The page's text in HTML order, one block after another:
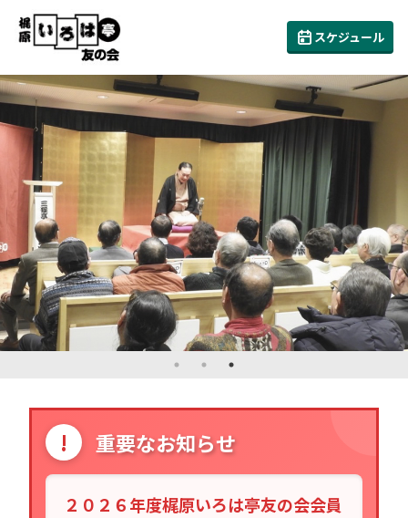
スケジュール
! 重要なお知らせ
２０２６年度梶原いろは亭友の会会員